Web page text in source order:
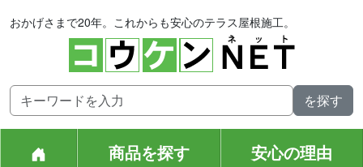
おかげさまで20年。これからも安心のテラス屋根施工。
商品を探す 安心の理由